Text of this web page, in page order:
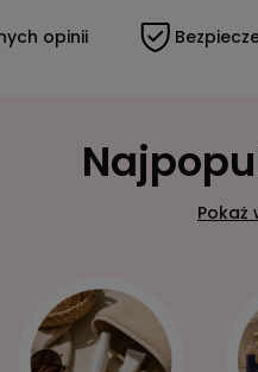
opinii
Pokaż